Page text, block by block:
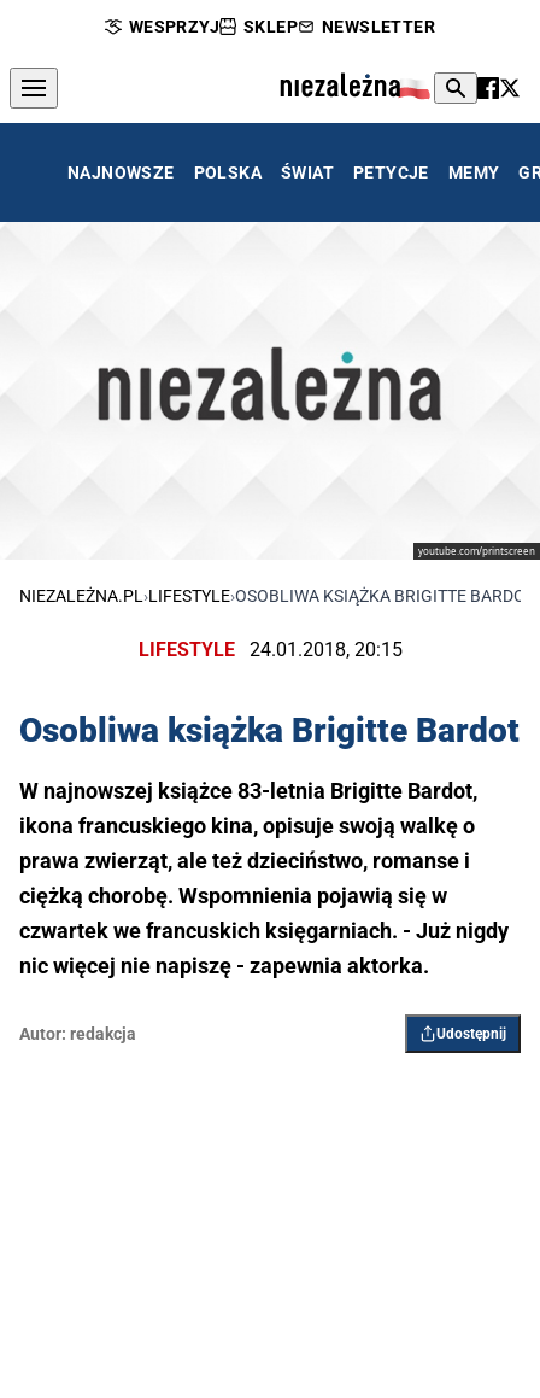
WESPRZYJ SKLEP NEWSLETTER
NAJNOWSZE POLSKA ŚWIAT PETYCJE MEMY
youtube.com/printscreen
NIEZALEŻNA.PL ›LIFESTYLE›OSOBLIWA KSIĄŻKA BRIGITTE BARDOT
LIFESTYLE 24.01.2018, 20:15
Osobliwa książka Brigitte Bardot
W najnowszej książce 83-letnia Brigitte Bardot,
ikona francuskiego kina, opisuje swoją walkę o
prawa zwierząt, ale też dzieciństwo, romanse i
ciężką chorobę. Wspomnienia pojawią się w
czwartek we francuskich księgarniach. - Już nigdy
nic więcej nie napiszę - zapewnia aktorka.
Autor: redakcja Udostępnij